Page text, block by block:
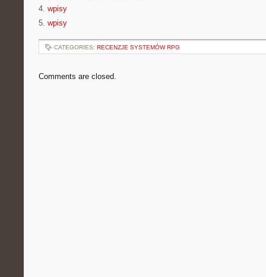
4. wpisy
5. wpisy
CATEGORIES: RECENZJE SYSTEMÓW RPG
Comments are closed.